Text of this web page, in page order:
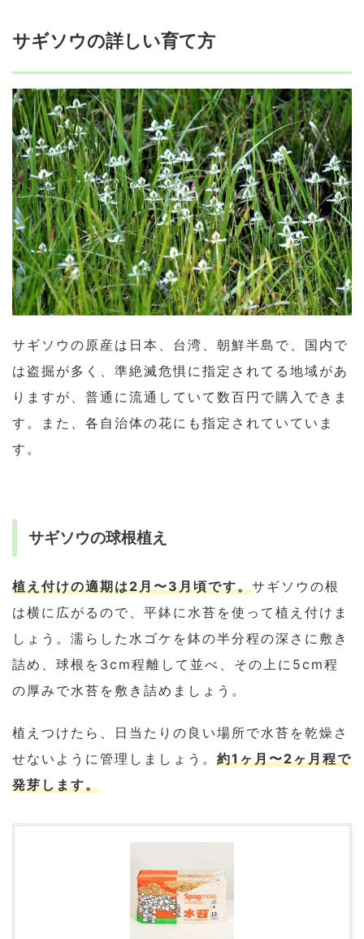
サギソウの詳しい育て方
サギソウの原産は日本、台湾、朝鮮半島で、国内で
は盗掘が多く、準絶滅危惧に指定されてる地域があ
りますが、普通に流通していて数百円で購入できま
す。また、各自治体の花にも指定されていていま
す。
サギソウの球根植え
植え付けの適期は2月〜3月頃です。サギソウの根
は横に広がるので、平鉢に水苔を使って植え付けま
しょう。濡らした水ゴケを鉢の半分程の深さに敷き
詰め、球根を3cm程離して並べ、その上に5cm程
の厚みで水苔を敷き詰めましょう。
植えつけたら、日当たりの良い場所で水苔を乾燥さ
せないように管理しましょう。 約1ヶ月〜2ヶ月程で
発芽します。